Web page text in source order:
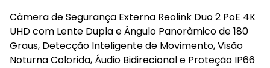
Câmera de Segurança Externa Reolink Duo 2 PoE 4K
UHD com Lente Dupla e Ângulo Panorâmico de 180
Graus, Detecção Inteligente de Movimento, Visão
Noturna Colorida, Áudio Bidirecional e Proteção IP66